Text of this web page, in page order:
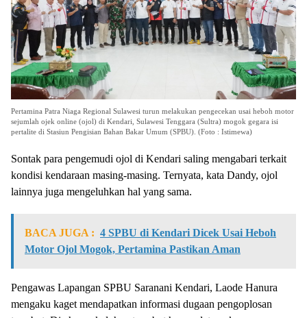
Pertamina Patra Niaga Regional Sulawesi turun melakukan pengecekan usai heboh motor
sejumlah ojek online (ojol) di Kendari, Sulawesi Tenggara (Sultra) mogok gegara isi
pertalite di Stasiun Pengisian Bahan Bakar Umum (SPBU). (Foto : Istimewa)
Sontak para pengemudi ojol di Kendari saling mengabari terkait
kondisi kendaraan masing-masing. Ternyata, kata Dandy, ojol
lainnya juga mengeluhkan hal yang sama.
BACA JUGA : 4 SPBU di Kendari Dicek Usai Heboh
Motor Ojol Mogok, Pertamina Pastikan Aman
Pengawas Lapangan SPBU Saranani Kendari, Laode Hanura
mengaku kaget mendapatkan informasi dugaan pengoplosan